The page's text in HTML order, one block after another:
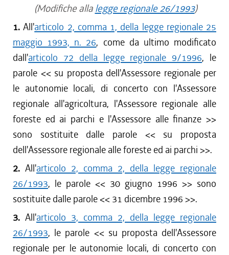
(Modifiche alla legge regionale 26/1993)
1. All'articolo 2, comma 1, della legge regionale 25
maggio 1993, n. 26, come da ultimo modificato
dall'articolo 72 della legge regionale 9/1996, le
parole << su proposta dell'Assessore regionale per
le autonomie locali, di concerto con l'Assessore
regionale all'agricoltura, l'Assessore regionale alle
foreste ed ai parchi e l'Assessore alle finanze >>
sono sostituite dalle parole << su proposta
dell'Assessore regionale alle foreste ed ai parchi >>.
2. All'articolo 2, comma 2, della legge regionale
26/1993, le parole << 30 giugno 1996 >> sono
sostituite dalle parole << 31 dicembre 1996 >>.
3. All'articolo 3, comma 2, della legge regionale
26/1993, le parole << su proposta dell'Assessore
regionale per le autonomie locali, di concerto con